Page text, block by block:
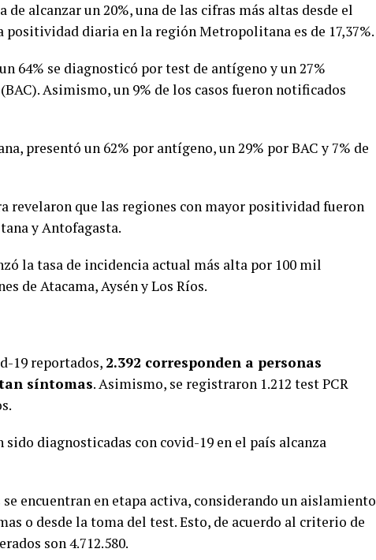
de alcanzar un 20%, una de las cifras más altas desde el
positividad diaria en la región Metropolitana es de 17,37%.
64% se diagnosticó por test de antígeno y un 27%
(BAC). Asimismo, un 9% de los casos fueron notificados
presentó un 62% por antígeno, un 29% por BAC y 7% de
revelaron que las regiones con mayor positividad fueron
y Antofagasta.
la tasa de incidencia actual más alta por 100 mil
de Atacama, Aysén y Los Ríos.
19 reportados, 2.392 corresponden a personas
síntomas. Asimismo, se registraron 1.212 test PCR
diagnosticadas con covid-19 en el país alcanza
se encuentran en etapa activa, considerando un aislamiento
o desde la toma del test. Esto, de acuerdo al criterio de
son 4.712.580.